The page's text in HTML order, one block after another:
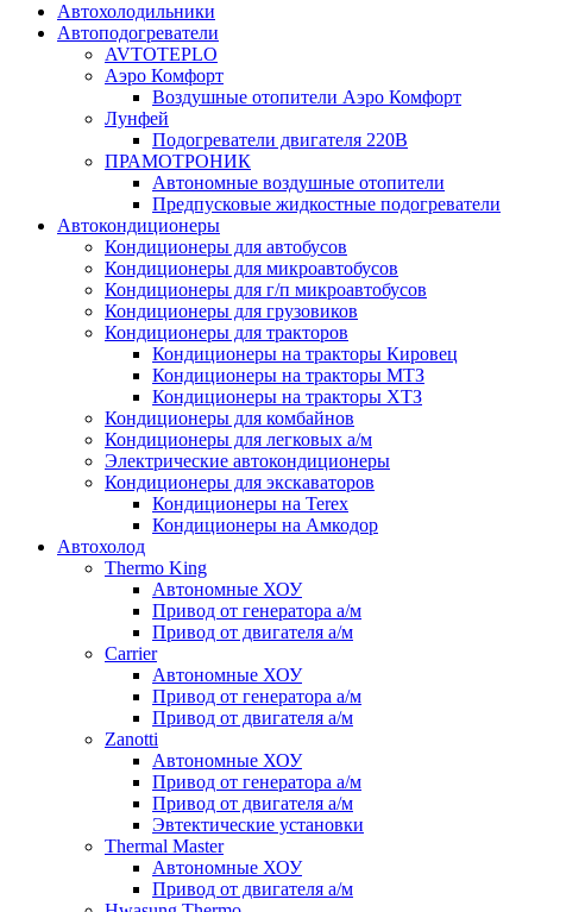
Автохолодильники
Автоподогреватели
AVTOTEPLO
Аэро Комфорт
Воздушные отопители Аэро Комфорт
Лунфей
Подогреватели двигателя 220В
ПРАМОТРОНИК
Автономные воздушные отопители
Предпусковые жидкостные подогреватели
Автокондиционеры
Кондиционеры для автобусов
Кондиционеры для микроавтобусов
Кондиционеры для г/п микроавтобусов
Кондиционеры для грузовиков
Кондиционеры для тракторов
Кондиционеры на тракторы Кировец
Кондиционеры на тракторы МТЗ
Кондиционеры на тракторы ХТЗ
Кондиционеры для комбайнов
Кондиционеры для легковых а/м
Электрические автокондиционеры
Кондиционеры для экскаваторов
Кондиционеры на Terex
Кондиционеры на Амкодор
Автохолод
Thermo King
Автономные ХОУ
Привод от генератора а/м
Привод от двигателя а/м
Carrier
Автономные ХОУ
Привод от генератора а/м
Привод от двигателя а/м
Zanotti
Автономные ХОУ
Привод от генератора а/м
Привод от двигателя а/м
Эвтектические установки
Thermal Master
Автономные ХОУ
Привод от двигателя а/м